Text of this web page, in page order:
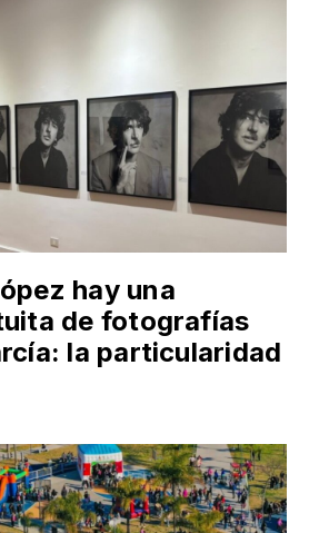
hay una
de fotografías
la particularidad